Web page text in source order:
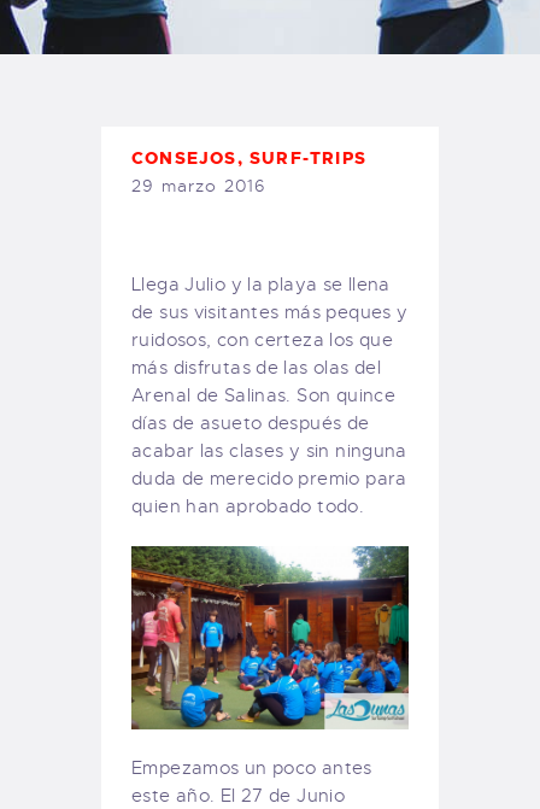
TIENDA FAMILY SURFERS
WEBCAM SALINAS
CONSEJOS,SURF-TRIPS
29 marzo 2016
Llega Julio y la playa se llena
de sus visitantes más peques y
ruidosos, con certeza los que
más disfrutas de las olas del
Arenal de Salinas. Son quince
días de asueto después de
acabar las clases y sin ninguna
duda de merecido premio para
quien han aprobado todo.
Empezamos un poco antes
este año. El 27 de Junio